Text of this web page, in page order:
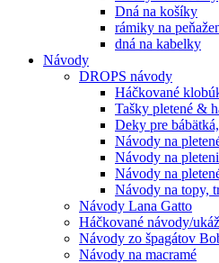
Dná na košíky
rámiky na
dná na kabelky
Návody
DROPS návody
Háčkované
Tašky pletené &
Deky pre
Návody na
Návody na
Návody na
Návody na topy,
Návody Lana Gatto
Háčkované návody/
Návody zo špagátov
Návody na macramé